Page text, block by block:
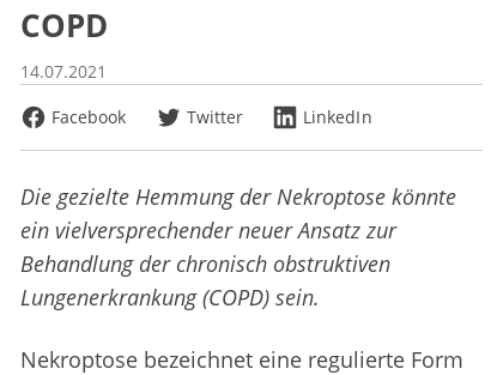
COPD
14.07.2021
Facebook
Twitter LinkedIn
Die gezielte Hemmung der Nekroptose könnte
ein vielversprechender neuer Ansatz zur
Behandlung der chronisch obstruktiven
Lungenerkrankung (COPD) sein.
Nekroptose bezeichnet eine regulierte Form